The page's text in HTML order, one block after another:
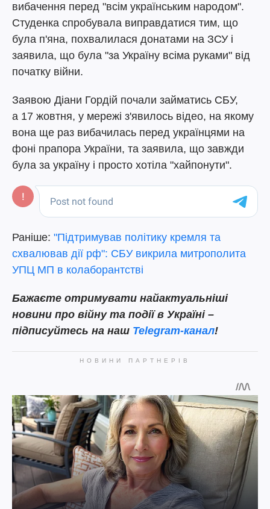
вибачення перед "всім українським народом".
Студенка спробувала виправдатися тим, що
була п'яна, похвалилася донатами на ЗСУ і
заявила, що була "за Україну всіма руками" від
початку війни.
Заявою Діани Гордій почали займатись СБУ,
а 17 жовтня, у мережі з'явилось відео, на якому
вона ще раз вибачилась перед українцями на
фоні прапора України, та заявила, що завжди
була за україну і просто хотіла "хайпонути".
Раніше: "Підтримував політику кремля та
схвалював дії рф": СБУ викрила митрополита
УПЦ МП в колаборантстві
Бажаєте отримувати найактуальніші
новини про війну та події в Україні –
підписуйтесь на наш Telegram-канал!